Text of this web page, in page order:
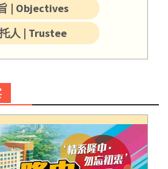
| Objectives
人 | Trustee